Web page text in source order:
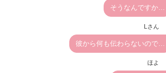
そうなんですか…
Lさん
彼から何も伝わらないので…
ほよ